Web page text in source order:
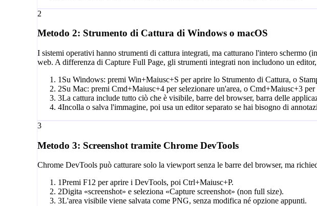
2
Metodo 2: Strumento di Cattura di Windows o macOS
I sistemi operativi hanno strumenti di cattura integrati, ma catturano l'intero schermo
web. A differenza di Capture Full Page, gli strumenti integrati non includono un
1 Su Windows: premi Win+Maiusc+S per aprire lo Strumento di Cattura, o
2Su Mac: premi Cmd+Maiusc+4 per selezionare un'area, o Cmd+Maiusc+3
3La cattura include tutto ciò che è visibile, barre del browser, barra delle
4Incolla o salva l'immagine, poi usa un editor separato se hai bisogno di
3
Metodo 3: Screenshot tramite Chrome DevTools
Chrome DevTools può catturare solo la viewport senza le barre del browser, ma
1Premi F12 per aprire i DevTools, poi Ctrl+Maiusc+P.
2Digita «screenshot» e seleziona «Capture screenshot» (non full size).
3L'area visibile viene salvata come PNG, senza modifica né opzione appunti.